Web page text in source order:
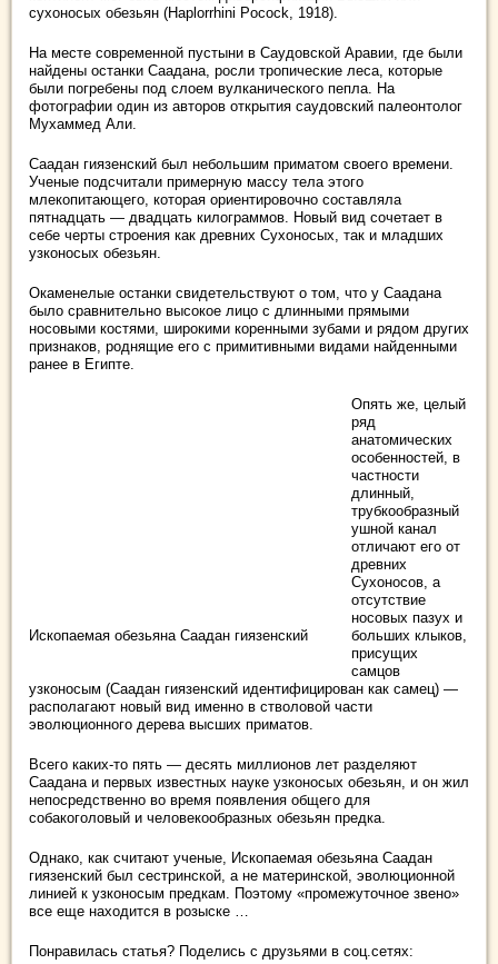
сухоносых обезьян (Haplorrhini Pocock, 1918).
На месте современной пустыни в Саудовской Аравии, где были
найдены останки Саадана, росли тропические леса, которые
были погребены под слоем вулканического пепла. На
фотографии один из авторов открытия саудовский палеонтолог
Мухаммед Али.
Саадан гиязенский был небольшим приматом своего времени.
Ученые подсчитали примерную массу тела этого
млекопитающего, которая ориентировочно составляла
пятнадцать — двадцать килограммов. Новый вид сочетает в
себе черты строения как древних Сухоносых, так и младших
узконосых обезьян.
Окаменелые останки свидетельствуют о том, что у Саадана
было сравнительно высокое лицо с длинными прямыми
носовыми костями, широкими коренными зубами и рядом других
признаков, роднящие его с примитивными видами найденными
ранее в Египте.
Ископаемая обезьяна Саадан гиязенский
Опять же, целый
ряд
анатомических
особенностей, в
частности
длинный,
трубкообразный
ушной канал
отличают его от
древних
Сухоносов, а
отсутствие
носовых пазух и
больших клыков,
присущих
самцов
узконосым (Саадан гиязенский идентифицирован как самец) —
располагают новый вид именно в стволовой части
эволюционного дерева высших приматов.
Всего каких-то пять — десять миллионов лет разделяют
Саадана и первых известных науке узконосых обезьян, и он жил
непосредственно во время появления общего для
собакоголовый и человекообразных обезьян предка.
Однако, как считают ученые, Ископаемая обезьяна Саадан
гиязенский был сестринской, а не материнской, эволюционной
линией к узконосым предкам. Поэтому «промежуточное звено»
все еще находится в розыске …
Понравилась статья? Поделись с друзьями в соц.сетях: